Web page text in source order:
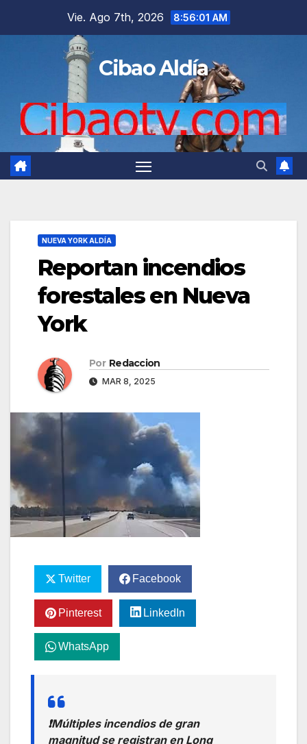
Vie. Ago 7th, 2026 8:56:02 AM
Cibao Aldía
NUEVA YORK ALDÍA
Reportan incendios
forestales en Nueva
York
Por Redaccion
MAR 8, 2025
Twitter Facebook
Pinterest LinkedIn
WhatsApp
❗️Múltiples incendios de gran
magnitud se registran en Long